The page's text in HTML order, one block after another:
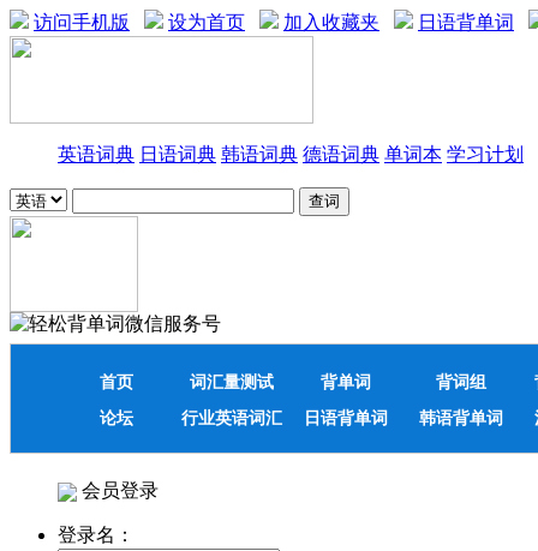
访问手机版 设为首页 加入收藏夹 日语背单词
英语词典 日语词典 韩语词典 德语词典 单词本 学习计划
首页 词汇量测试 背单词 背词组
论坛
行业英语词汇 日语背单词 韩语背单词
会员登录
登录名：